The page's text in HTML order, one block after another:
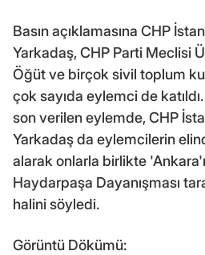
Basın açıklamasına CHP
Yarkadaş, CHP Parti Meclisi
Öğüt ve birçok sivil toplum
çok sayıda eylemci de
son verilen eylemde, CHP
Yarkadaş da eylemcilerin
alarak onlarla birlikte
Haydarpaşa Dayanışması
halini söyledi.
Görüntü Dökümü: